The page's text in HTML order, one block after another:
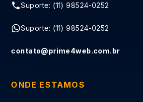
Suporte: (11) 98524-0252
Suporte: (11) 98524-0252
contato@prime4web.com.br
ONDE ESTAMOS